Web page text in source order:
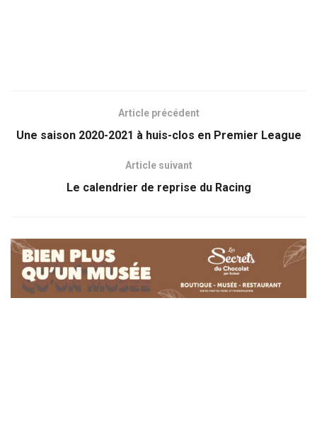
Article précédent
Une saison 2020-2021 à huis-clos en Premier League
Article suivant
Le calendrier de reprise du Racing